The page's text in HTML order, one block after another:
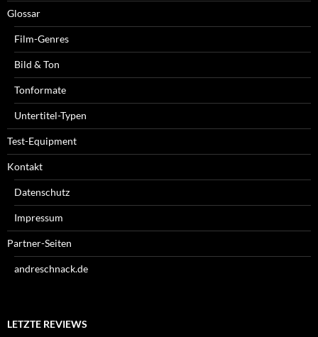
Glossar
Film-Genres
Bild & Ton
Tonformate
Untertitel-Typen
Test-Equipment
Kontakt
Datenschutz
Impressum
Partner-Seiten
andreschnack.de
LETZTE REVIEWS